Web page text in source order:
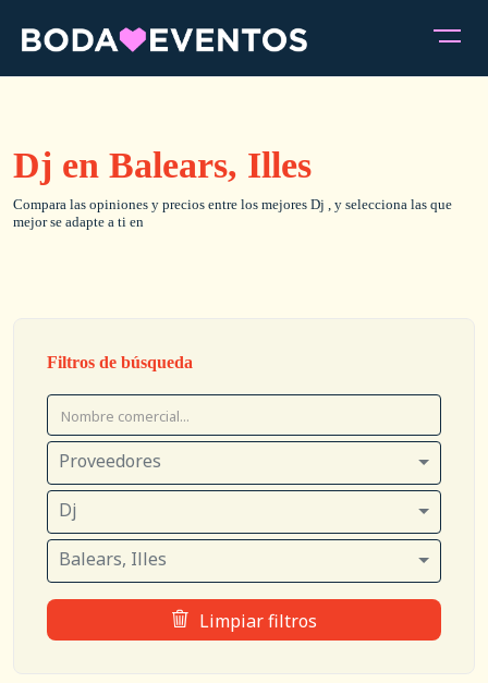
Dj en Balears, Illes
Compara las opiniones y precios entre los mejores Dj , y selecciona las que
mejor se adapte a ti en
Filtros de búsqueda
Proveedores
Dj
Balears, Illes
Limpiar filtros